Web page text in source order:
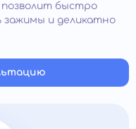
позволит быстро
и деликатно